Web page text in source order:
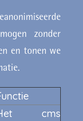
zonder
en tonen we
cms